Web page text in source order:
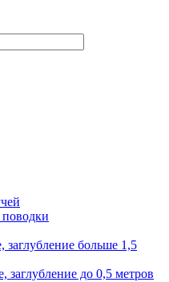
заглубление больше 1,5
заглубление до 0,5 метров